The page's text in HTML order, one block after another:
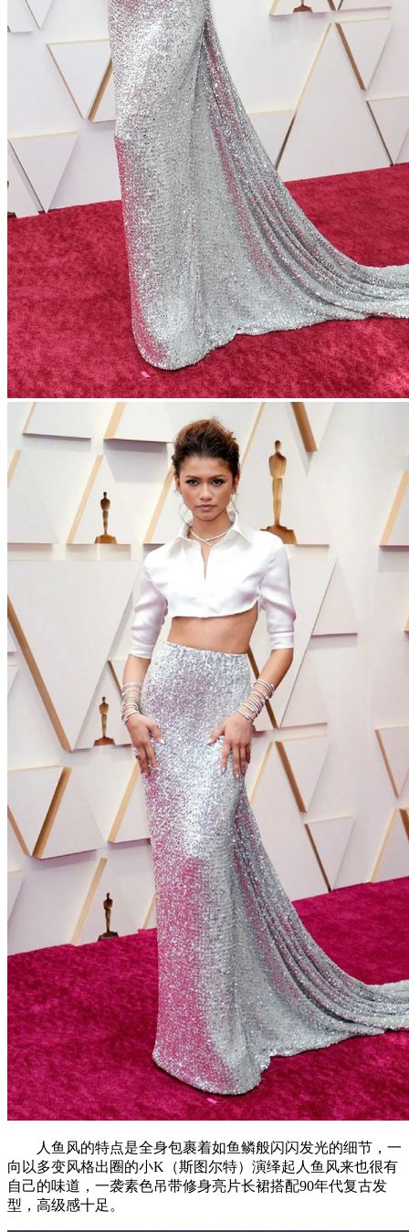
人鱼风的特点是全身包裹着如鱼鳞般闪闪发光的细节，一
向以多变风格出圈的小K（斯图尔特）演绎起人鱼风来也很有
自己的味道，一袭素色吊带修身亮片长裙搭配90年代复古发
型，高级感十足。